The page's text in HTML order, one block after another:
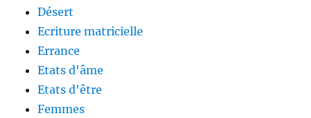
Désert
Ecriture matricielle
Errance
Etats d'âme
Etats d'être
Femmes